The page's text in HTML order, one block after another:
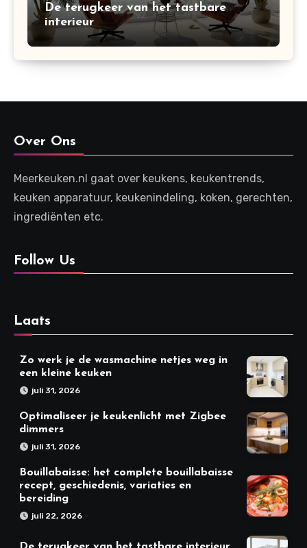
De terugkeer van het tastbare
interieur
Over Ons
Meerkeuken.nl gaat over keukens, keukentrends,
keuken apparatuur, keukenindeling, koken, gerechten,
ingrediënten etc.
Follow Us
Laats
Zo werk je de wasmachine netjes weg in
een kleine keuken
juli 31, 2026
Optimaliseer je keukenlicht met Zigbee
dimmers
juli 31, 2026
Bouillabaisse: het complete bouillabaisse
recept, geschiedenis, variaties en
bereiding
juli 22, 2026